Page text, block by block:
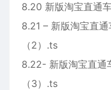
8.20 新版淘宝直通
8.21 – 新版淘宝直
（2）.ts
8.22- 新版淘宝直通
（3）.ts